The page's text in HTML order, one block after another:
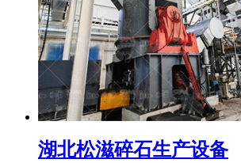
湖北松滋碎石生产设备